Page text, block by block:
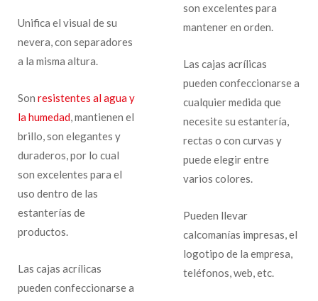
Unifica el visual de su
nevera, con separadores
a la misma altura.
Son resistentes al agua y
la humedad, mantienen el
brillo, son elegantes y
duraderos, por lo cual
son excelentes para el
uso dentro de las
estanterías de
productos.
Las cajas acrílicas
pueden confeccionarse a
son excelentes para
mantener en orden.
Las cajas acrílicas
pueden confeccionarse a
cualquier medida que
necesite su estantería,
rectas o con curvas y
puede elegir entre
varios colores.
Pueden llevar
calcomanías impresas, el
logotipo de la empresa,
teléfonos, web, etc.